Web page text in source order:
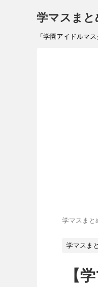
学マスまと
「学園アイドルマ
学マスまと
学マスま
【